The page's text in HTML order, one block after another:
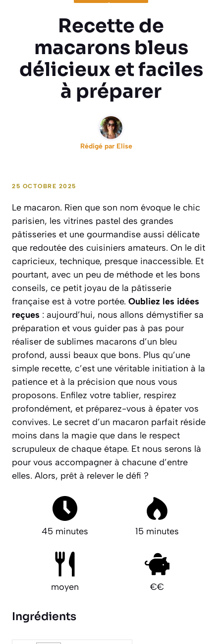
Recette de
macarons bleus
délicieux et faciles
à préparer
Rédigé par Elise
25 OCTOBRE 2025
Le macaron. Rien que son nom évoque le chic
parisien, les vitrines pastel des grandes
pâtisseries et une gourmandise aussi délicate
que redoutée des cuisiniers amateurs. On le dit
capricieux, technique, presque inaccessible. Et
pourtant, avec un peu de méthode et les bons
conseils, ce petit joyau de la pâtisserie
française est à votre portée. Oubliez les idées
reçues : aujourd’hui, nous allons démystifier sa
préparation et vous guider pas à pas pour
réaliser de sublimes macarons d’un bleu
profond, aussi beaux que bons. Plus qu’une
simple recette, c’est une véritable initiation à la
patience et à la précision que nous vous
proposons. Enfilez votre tablier, respirez
profondément, et préparez-vous à épater vos
convives. Le secret d’un macaron parfait réside
moins dans la magie que dans le respect
scrupuleux de chaque étape. Et nous serons là
pour vous accompagner à chacune d’entre
elles. Alors, prêt à relever le défi ?
45 minutes 15 minutes
moyen €€
Ingrédients